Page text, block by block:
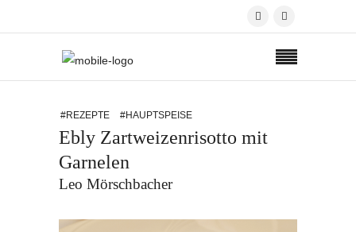
#REZEPTE #HAUPTSPEISE
Ebly Zartweizenrisotto mit
Garnelen
Leo Mörschbacher